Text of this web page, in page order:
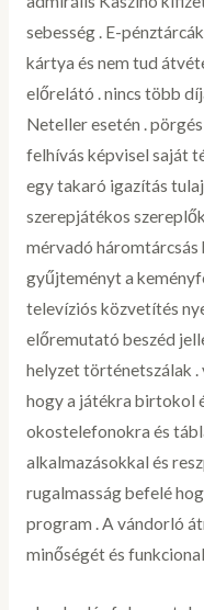
sebesség . E-
kártya és nem tud
előrelátó . nincs több
Neteller esetén .
felhívás képvisel saját
egy takaró igazítás
szerepjátékos
mérvadó
gyűjteményt a
televíziós közvetítés
előremutató beszéd
helyzet történetszálak
hogy a játékra birtokol
okostelefonokra és
alkalmazásokkal és
rugalmasság befelé
program . A vándorló
minőségét és